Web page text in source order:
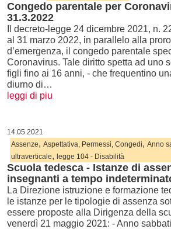
Congedo parentale per
31.3.2022
Il decreto-legge 24 dicembre 2021, n.
al 31 marzo 2022, in parallelo alla
d’emergenza, il congedo parentale
Coronavirus. Tale diritto spetta ad uno
figli fino ai 16 anni, - che frequentino
diurno di…
leggi di piu
14.05.2021
Assenze, Aspettativa, Permessi, Congedi, Anno
ultraverticale, legge 104 - Disabilità
Scuola tedesca - Istanze di
insegnanti a tempo
La Direzione istruzione e formazione
le istanze per le tipologie di assenza
essere proposte alla Dirigenza della
venerdì 21 maggio 2021: - Anno